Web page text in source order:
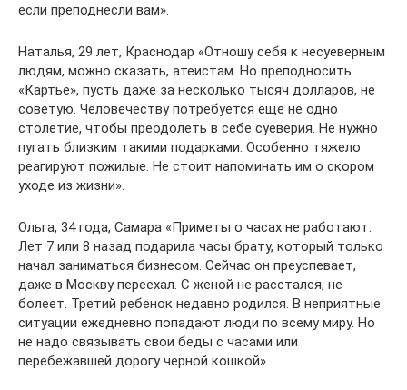
если преподнесли вам».
Наталья, 29 лет, Краснодар «Отношу себя к несуеверным
людям, можно сказать, атеистам. Но преподносить
«Картье», пусть даже за несколько тысяч долларов, не
советую. Человечеству потребуется еще не одно
столетие, чтобы преодолеть в себе суеверия. Не нужно
пугать близким такими подарками. Особенно тяжело
реагируют пожилые. Не стоит напоминать им о скором
уходе из жизни».
Ольга, 34 года, Самара «Приметы о часах не работают.
Лет 7 или 8 назад подарила часы брату, который только
начал заниматься бизнесом. Сейчас он преуспевает,
даже в Москву переехал. С женой не расстался, не
болеет. Третий ребенок недавно родился. В неприятные
ситуации ежедневно попадают люди по всему миру. Но
не надо связывать свои беды с часами или
перебежавшей дорогу черной кошкой».